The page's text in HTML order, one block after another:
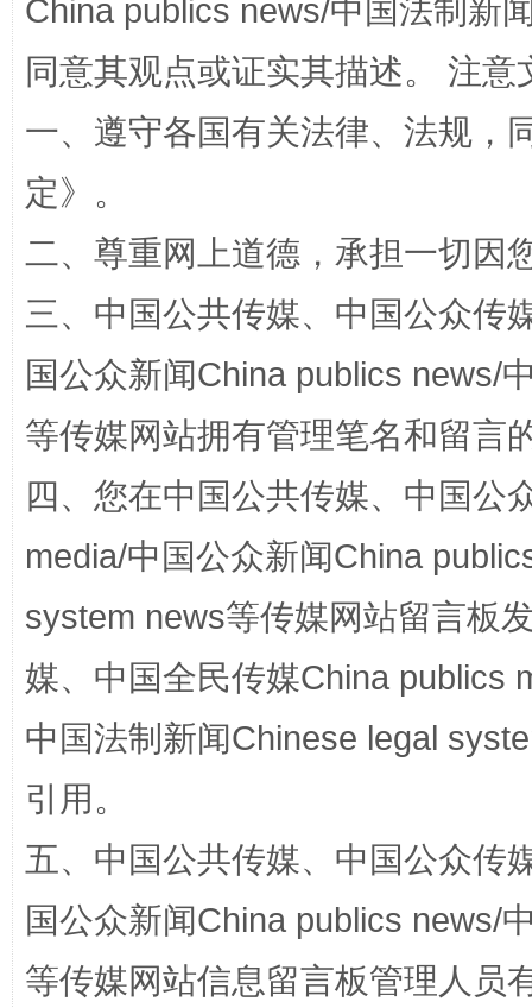
解纷+调解+退费，一次搞定
站台名比不上好声名
China publics news/中国法制新
同意其观点或证实其描述。 注
一、遵守各国有关法律、法规，
定》。
二、尊重网上道德，承担一切因
三、中国公共传媒、中国公众传
国公众新闻China publics news/
等传媒网站拥有管理笔名和留言
四、您在中国公共传媒、中国公
media/中国公众新闻China
system news等传媒网站留言板
媒、中国全民传媒China publics
中国法制新闻Chinese legal
引用。
五、中国公共传媒、中国公众传
国公众新闻China publics news/
等传媒网站信息留言板管理人员